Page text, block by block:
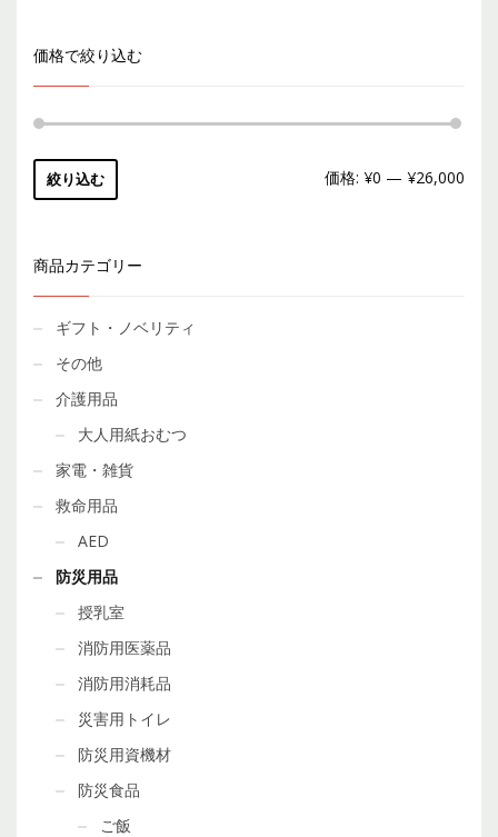
価格で絞り込む
絞り込む 価格: ¥0 — ¥26,000
商品カテゴリー
ギフト・ノベリティ
その他
介護用品
大人用紙おむつ
家電・雑貨
救命用品
AED
防災用品
授乳室
消防用医薬品
消防用消耗品
災害用トイレ
防災用資機材
防災食品
ご飯